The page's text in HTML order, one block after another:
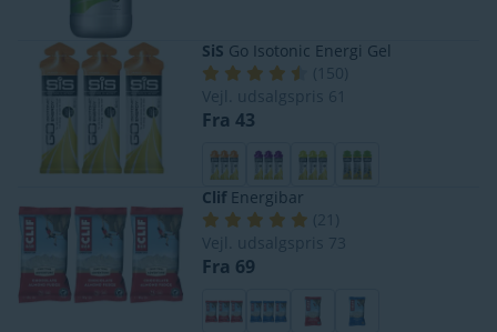
SiS Go Isotonic Energi Gel
(
150
Vejl. udsalgspris 61
Fra 43
ClifEnergibar
(21
Vejl. udsalgspris 73
Fra 69